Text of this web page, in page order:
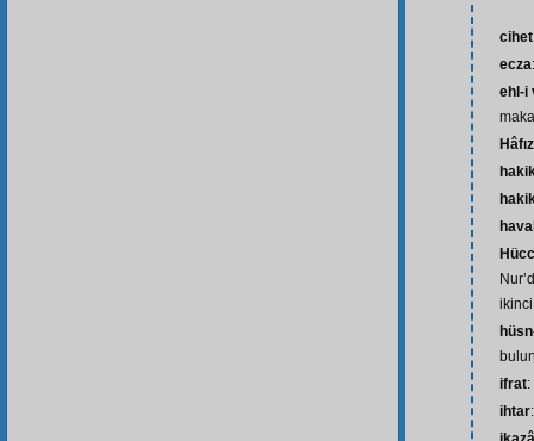
cihet
ecza
ehl-i
ifrat:
ihtar